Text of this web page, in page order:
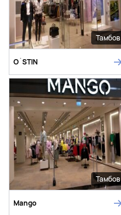
Тамбов
O`STIN
Тамбов
Mango